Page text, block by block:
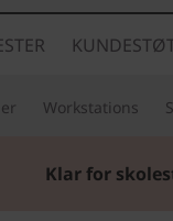
Workstations
Klar for